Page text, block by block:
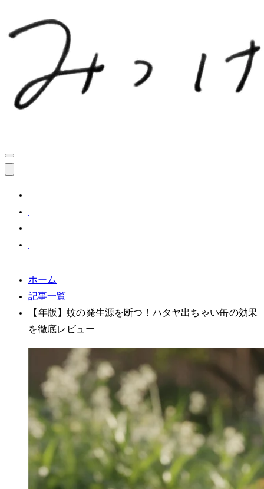
ホーム
記事一覧
【2025年版】蚊の発生源を断つ！ハタヤ出ちゃい缶BD-2Sの効果
を徹底レビュー